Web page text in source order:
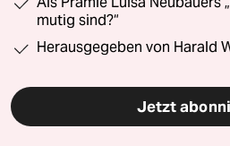
mutig sind?“
Herausgegeben von Harald
Jetzt